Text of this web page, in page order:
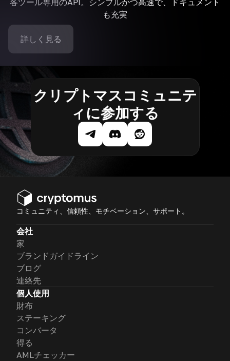
各ツール専用のAPI。シンプルかつ高速で、ドキュメント
も充実
詳しく見る
クリプトマスコミュニテ
ィに参加する
コミュニティ、信頼性、モチベーション、サポート。
会社
家
ブランドガイドライン
ブログ
連絡先
個人使用
財布
ステーキング
コンバータ
得る
AMLチェッカー